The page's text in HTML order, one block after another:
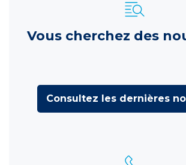
Vous cherchez des
Consultez les dernières